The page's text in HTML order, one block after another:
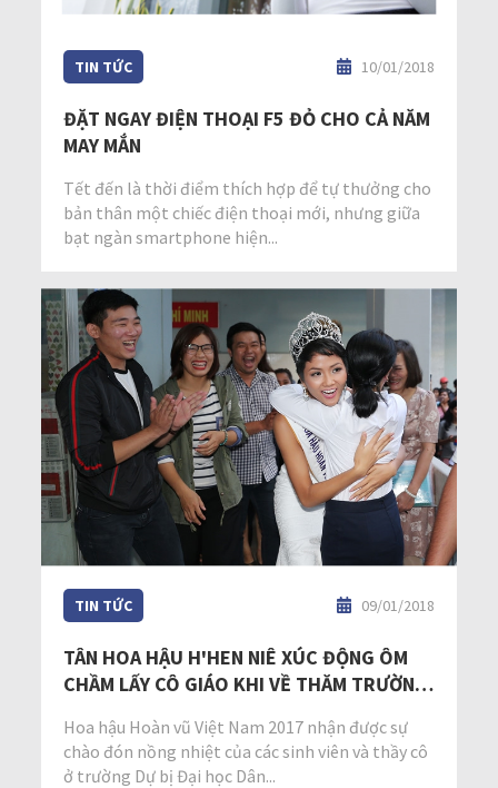
TIN TỨC 10/01/2018
ĐẶT NGAY ĐIỆN THOẠI F5 ĐỎ CHO CẢ NĂM
MAY MẮN
Tết đến là thời điểm thích hợp để tự thưởng cho
bản thân một chiếc điện thoại mới, nhưng giữa
bạt ngàn smartphone hiện...
TIN TỨC 09/01/2018
TÂN HOA HẬU H'HEN NIÊ XÚC ĐỘNG ÔM
CHẦM LẤY CÔ GIÁO KHI VỀ THĂM TRƯỜNG
Hoa hậu Hoàn vũ Việt Nam 2017 nhận được sự
chào đón nồng nhiệt của các sinh viên và thầy cô
ở trường Dự bị Đại học Dân...